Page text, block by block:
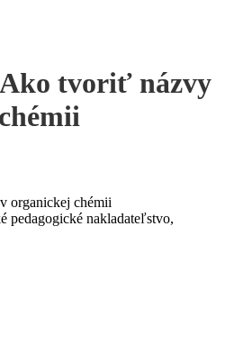
tvoriť názvy
organickej chémii
pedagogické nakladateľstvo,